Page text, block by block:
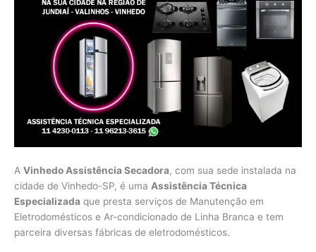
A Vinhedo Assistência Secadora, com sua sede instalada na
cidade de Vinhedo-SP, é uma Assistência Técnica
Especializada que presta serviços de Manutenção em
Eletrodomésticos e Ar-condicionado de Linha Branca e tem
parceira diversas fábricas de eletrodomésticos.